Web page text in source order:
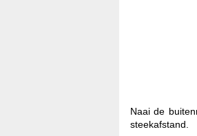
Naai de
steekafstand.